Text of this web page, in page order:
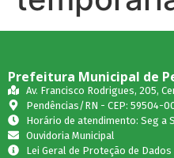
Prefeitura Municipal de
Av. Francisco Rodrigues, 205,
Pendências/RN - CEP: 59504-
Horário de atendimento: Seg a
Ouvidoria Municipal
Lei Geral de Proteção de Dados